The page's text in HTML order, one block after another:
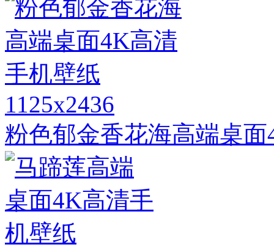
1125x2436
粉色郁金香花海高端桌